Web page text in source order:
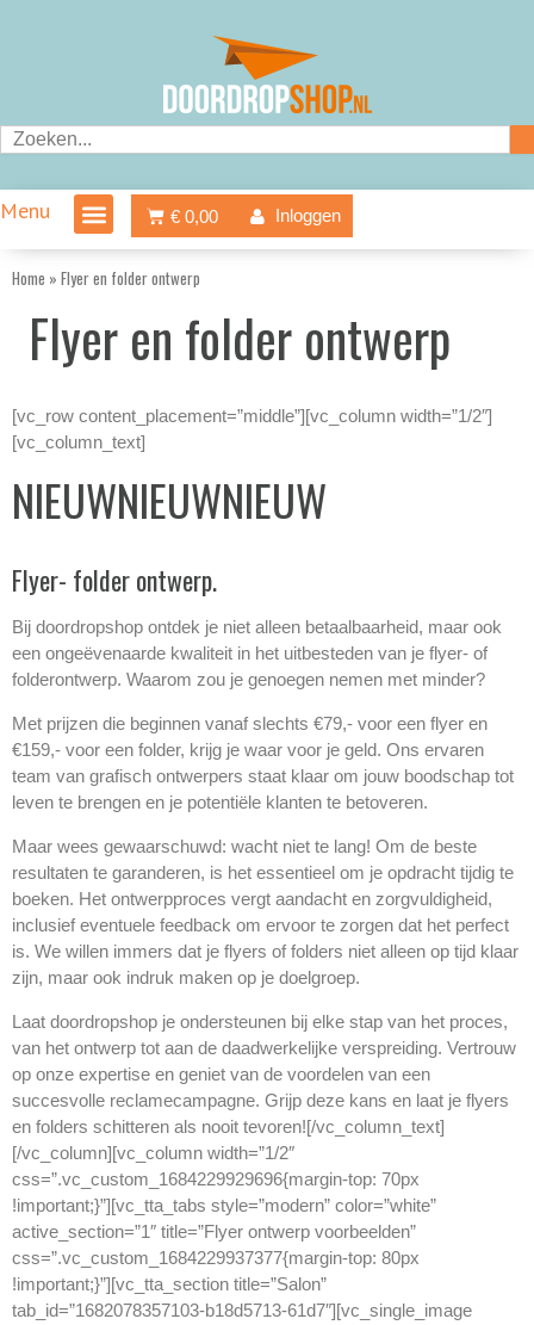
Zoeken
Menu € 0,00
Winkelwagen Inloggen
Home » Flyer en folder ontwerp
Flyer en folder ontwerp
[vc_row content_placement=”middle”][vc_column width=”1/2″]
[vc_column_text]
NIEUWNIEUWNIEUW
Flyer- folder ontwerp.
Bij doordropshop ontdek je niet alleen betaalbaarheid, maar ook
een ongeëvenaarde kwaliteit in het uitbesteden van je flyer- of
folderontwerp. Waarom zou je genoegen nemen met minder?
Met prijzen die beginnen vanaf slechts €79,- voor een flyer en
€159,- voor een folder, krijg je waar voor je geld. Ons ervaren
team van grafisch ontwerpers staat klaar om jouw boodschap tot
leven te brengen en je potentiële klanten te betoveren.
Maar wees gewaarschuwd: wacht niet te lang! Om de beste
resultaten te garanderen, is het essentieel om je opdracht tijdig te
boeken. Het ontwerpproces vergt aandacht en zorgvuldigheid,
inclusief eventuele feedback om ervoor te zorgen dat het perfect
is. We willen immers dat je flyers of folders niet alleen op tijd klaar
zijn, maar ook indruk maken op je doelgroep.
Laat doordropshop je ondersteunen bij elke stap van het proces,
van het ontwerp tot aan de daadwerkelijke verspreiding. Vertrouw
op onze expertise en geniet van de voordelen van een
succesvolle reclamecampagne. Grijp deze kans en laat je flyers
en folders schitteren als nooit tevoren![/vc_column_text]
[/vc_column][vc_column width=”1/2″
css=”.vc_custom_1684229929696{margin-top: 70px
!important;}”][vc_tta_tabs style=”modern” color=”white”
active_section=”1″ title=”Flyer ontwerp voorbeelden”
css=”.vc_custom_1684229937377{margin-top: 80px
!important;}”][vc_tta_section title=”Salon”
tab_id=”1682078357103-b18d5713-61d7″][vc_single_image